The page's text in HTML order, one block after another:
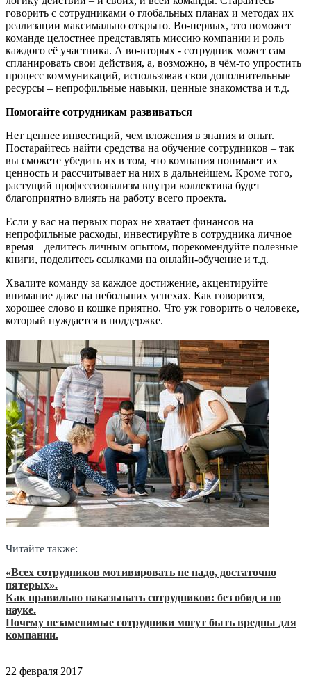
говорить с сотрудниками о глобальных планах и методах их
реализации максимально открыто. Во-первых, это поможет
команде целостнее представлять миссию компании и роль
каждого её участника. А во-вторых - сотрудник может сам
спланировать свои действия, а, возможно, в чём-то упростить
процесс коммуникаций, использовав свои дополнительные
ресурсы – непрофильные навыки, ценные знакомства и т.д.
Помогайте сотрудникам развиваться
Нет ценнее инвестиций, чем вложения в знания и опыт.
Постарайтесь найти средства на обучение сотрудников – так
вы сможете убедить их в том, что компания понимает их
ценность и рассчитывает на них в дальнейшем. Кроме того,
растущий профессионализм внутри коллектива будет
благоприятно влиять на работу всего проекта.
Если у вас на первых порах не хватает финансов на
непрофильные расходы, инвестируйте в сотрудника личное
время – делитесь личным опытом, порекомендуйте полезные
книги, поделитесь ссылками на онлайн-обучение и т.д.
Хвалите команду за каждое достижение, акцентируйте
внимание даже на небольших успехах. Как говорится,
хорошее слово и кошке приятно. Что уж говорить о человеке,
который нуждается в поддержке.
Читайте также:
«Всех сотрудников мотивировать не надо, достаточно
пятерых».
Как правильно наказывать сотрудников: без обид и по
науке.
Почему незаменимые сотрудники могут быть вредны для
компании.
22 февраля 2017